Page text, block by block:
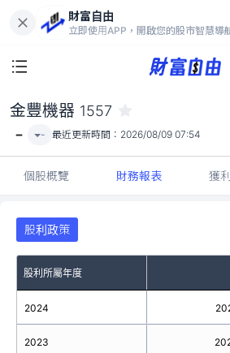
財富自由
立即使用APP，開啟您的股市智慧導
-
金豐機器 1557
- - 最近更新時間： 2026/08/09 07:54
個股概覽 財務報表 獲
股利政策
股利所屬年度
2024
2023